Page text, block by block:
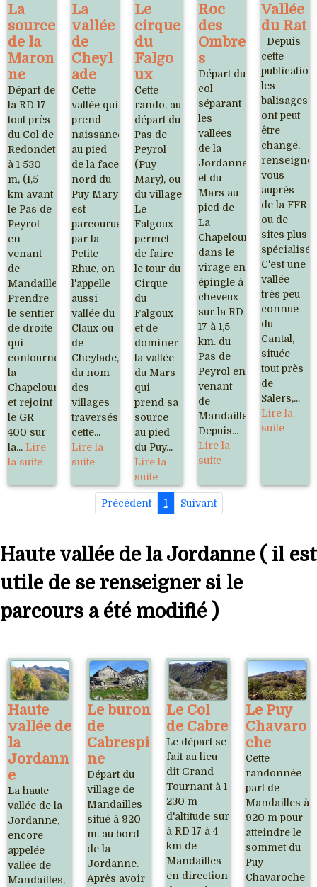
La
source
de la
Maron
ne
Départ de
la RD 17
tout près
du Col de
Redondet
à 1 530
m, (1,5
km avant
le Pas de
Peyrol
en
venant
de
Mandailles).
Prendre
le sentier
de droite
qui
contourne
la
Chapeloune
et rejoint
le GR
400 sur
la... Lire
la suite
La
vallée
de
Cheyl
ade
Cette
vallée qui
prend
naissance
au pied
de la face
nord du
Puy Mary
est
parcourue
par la
Petite
Rhue, on
l'appelle
aussi
vallée du
Claux ou
de
Cheylade,
du nom
des
villages
traversés.Depuis
cette...
Lire la
suite
Le
cirque
du
Falgo
ux
Cette
rando, au
départ du
Pas de
Peyrol
(Puy
Mary), ou
du village
Le
Falgoux
permet
de faire
le tour du
Cirque
du
Falgoux
et de
dominer
la vallée
du Mars
qui
prend sa
source
au pied
du Puy...
Lire la
suite
Roc
des
Ombre
s
Départ du
col
séparant
les
vallées
de la
Jordanne
et du
Mars au
pied de
La
Chapeloune
dans le
virage en
épingle à
cheveux
sur la RD
17 à 1,5
km. du
Pas de
Peyrol en
venant
de
Mandailles.
Depuis...
Lire la
suite
Vallée
du Rat
Depuis
cette
publication
les
balisages
ont peut
être
changé,
vous
auprès
de la FFR
ou de
sites plus
C'est une
vallée
très peu
connue
du
Cantal,
située
tout près
de
Salers,...
Lire la
suite
Précédent 1 Suivant
Haute vallée de la Jordanne ( il est
utile de se renseigner si le
parcours a été modifié )
Haute
vallée de
la
Jordann
e
La haute
vallée de la
Jordanne,
encore
appelée
vallée de
Mandailles,
Le buron
de
Cabrespi
ne
Départ du
village de
Mandailles
situé à 920
m. au bord
de la
Jordanne.
Après avoir
Le Col
de Cabre
Le départ se
fait au lieu-
dit Grand
Tournant à 1
230 m
d'altitude sur
à RD 17 à 4
km de
Mandailles
en direction
Le Puy
Chavaro
che
Cette
randonnée
part de
Mandailles à
920 m pour
atteindre le
sommet du
Puy
Chavaroche